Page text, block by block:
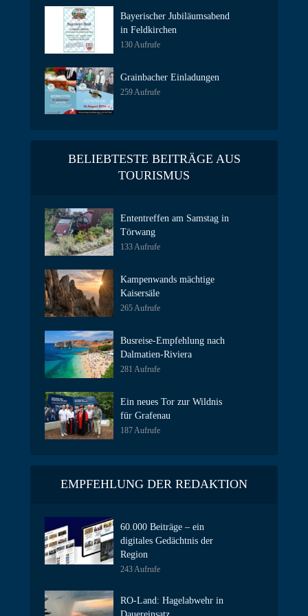
Bayerischer Jubiläumsabend
in Feldkirchen
130 Aufrufe
Grainbacher Einladungen
259 Aufrufe
BELIEBTESTE BEITRÄGE AUS
TOURISMUS
Ententreffen am Samstag in
Törwang
133 Aufrufe
Kampenwands mächtige
Kaisersäle
265 Aufrufe
Busreise-Empfehlung nach
Dalmatien-Riviera
281 Aufrufe
Ein neues Tor zur Wildnis
für Grafenau
187 Aufrufe
EMPFEHLUNG DER REDAKTION
60.000 Beiträge – ein
digitales Gedächtnis der
Region
243 Aufrufe
RO-Land: Hagelabwehr in